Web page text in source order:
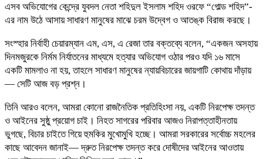
এসব অভিযোগের কেন্দ্রে যুবদল নেতা শহিদুল ইসলাম শহিদ ওরফে “গোল্ড শহিদ”-
এর নাম উঠে আসায় সাধারণ মানুষের মাঝে চরম উদ্বেগ ও আতঙ্ক বিরাজ করছে।
সংস্হার নির্বাহী চেয়ারম্যান এম, এস, এ রেজা তার বক্তব্যে বলেন, “একজন অসহায়
দিনমজুরকে নির্মম নির্যাতনের মাধ্যমে হত্যার অভিযোগ ওঠার পরও যদি ১৬ মাসে
একটি মামলাও না হয়, তাহলে সাধারণ মানুষের ন্যায়বিচারের জায়গাটি কোথায় দাঁড়ায়
— সেটি আজ বড় প্রশ্ন।
তিনি আরও বলেন, আমরা কোনো রাজনৈতিক প্রতিহিংসা নয়, একটি নিরপেক্ষ তদন্ত
ও আইনের সুষ্ঠু প্রয়োগ চাই। নিহত সাগরের পরিবার আজও নিরাপত্তাহীনতায়
ভুগছে, বিচার চাইতে গিয়ে হুমকির মুখোমুখি হচ্ছে। আমরা সরকারের সর্বোচ্চ মহলের
কাছে আবেদন জানাই— দ্রুত নিরপেক্ষ তদন্ত করে দোষীদের আইনের আওতায়